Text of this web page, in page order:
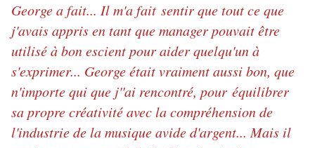
George a fait... Il m'a fait sentir que tout ce que
j'avais appris en tant que manager pouvait être
utilisé à bon escient pour aider quelqu'un à
s'exprimer... George était vraiment aussi bon, que
n'importe qui que j''ai rencontré, pour équilibrer
sa propre créativité avec la compréhension de
l'industrie de la musique avide d'argent... Mais il